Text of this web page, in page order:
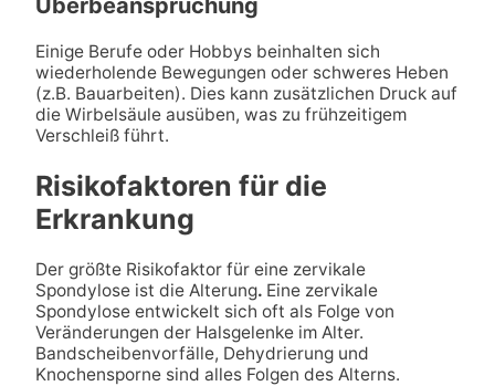
Überbeanspruchung
Einige Berufe oder Hobbys beinhalten sich
wiederholende Bewegungen oder schweres Heben
(z.B. Bauarbeiten). Dies kann zusätzlichen Druck auf
die Wirbelsäule ausüben, was zu frühzeitigem
Verschleiß führt.
Risikofaktoren für die
Erkrankung
Der größte Risikofaktor für eine zervikale
Spondylose ist die Alterung. Eine zervikale
Spondylose entwickelt sich oft als Folge von
Veränderungen der Halsgelenke im Alter.
Bandscheibenvorfälle, Dehydrierung und
Knochensporne sind alles Folgen des Alterns.